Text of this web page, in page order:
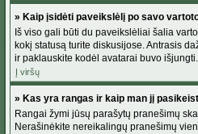
» Kaip įsidėti paveikslėlį po savo
Iš viso gali būti du paveikslėliai šalia
kokį statusą turite diskusijose. Antrasis
ir paklauskite kodėl avatarai buvo išjungti.
Į viršų
» Kas yra rangas ir kaip man jį
Rangai žymi jūsų parašytų pranešimų
Nerašinėkite nereikalingų pranešimų